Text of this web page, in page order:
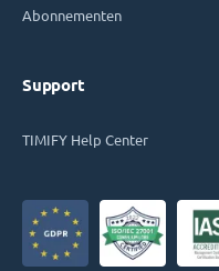
Abonnementen
Support
TIMIFY Help Center